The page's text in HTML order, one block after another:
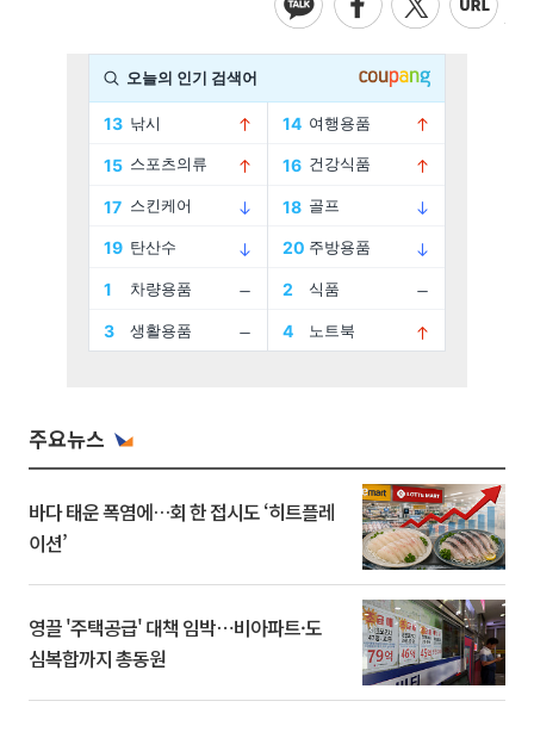
주요뉴스
바다 태운 폭염에…회 한 접시도 ‘히트플레
이션’
영끌 '주택공급' 대책 임박⋯비아파트·도
심복합까지 총동원